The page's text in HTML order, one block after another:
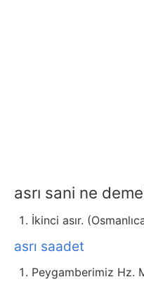
asrı sani ne
İkinci asır.
asrı saadet
Peygamberimiz Hz.